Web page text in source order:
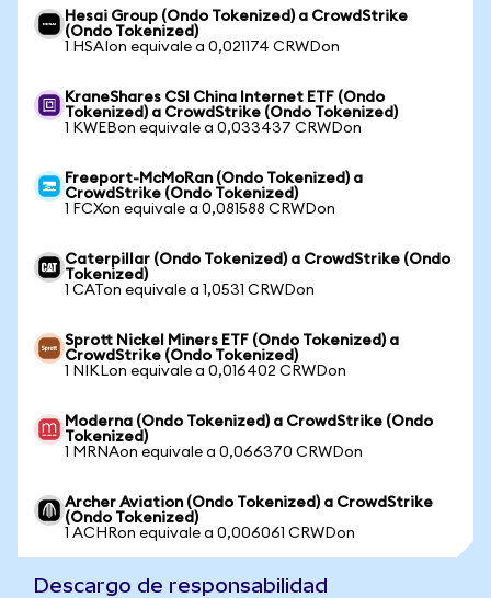
Hesai Group (Ondo Tokenized) a CrowdStrike
(Ondo Tokenized)
1 HSAIon equivale a 0,021174 CRWDon
KraneShares CSI China Internet ETF (Ondo
Tokenized) a CrowdStrike (Ondo Tokenized)
1 KWEBon equivale a 0,033437 CRWDon
Freeport-McMoRan (Ondo Tokenized) a
CrowdStrike (Ondo Tokenized)
1 FCXon equivale a 0,081588 CRWDon
Caterpillar (Ondo Tokenized) a CrowdStrike (Ondo
Tokenized)
1 CATon equivale a 1,0531 CRWDon
Sprott Nickel Miners ETF (Ondo Tokenized) a
CrowdStrike (Ondo Tokenized)
1 NIKLon equivale a 0,016402 CRWDon
Moderna (Ondo Tokenized) a CrowdStrike (Ondo
Tokenized)
1 MRNAon equivale a 0,066370 CRWDon
Archer Aviation (Ondo Tokenized) a CrowdStrike
(Ondo Tokenized)
1 ACHRon equivale a 0,006061 CRWDon
Descargo de responsabilidad